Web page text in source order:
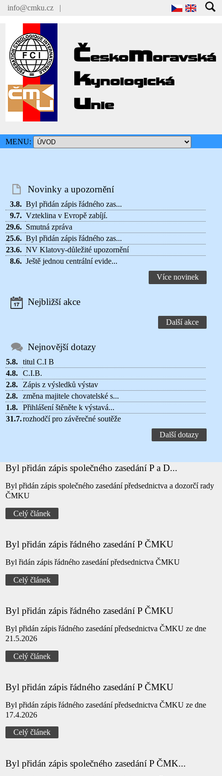
info@cmku.cz |
Českomoravská
kynologická
unie
MENU:
Novinky a upozornění
3.8. Byl přidán zápis řádného zas...
9.7. Vzteklina v Evropě zabíjí.
29.6. Smutná zpráva
25.6. Byl přidán zápis řádného zas...
23.6. NV Klatovy-důležité upozornění
8.6. Ještě jednou centrální evide...
Více novinek
Nejbližší akce
Další akce
Nejnovější dotazy
5.8. titul C.I B
4.8. C.I.B.
2.8.
Zápis z výsledků výstav
2.8. změna majitele chovatelské s...
1.8. Přihlášení štěněte k výstavá...
31.7.rozhodčí pro závěrečné soutěže
Další dotazy
Byl přidán zápis společného zasedání P a D...
Byl přidán zápis společného zasedání předsednictva a dozorčí rady
ČMKU
Celý článek
Byl přidán zápis řádného zasedání P ČMKU
Byl řidán zápis řádného zasedání předsednictva ČMKU
Celý článek
Byl přidán zápis řádného zasedání P ČMKU
Byl přidán zápis řádného zasedání předsednictva ČMKU ze dne
21.5.2026
Celý článek
Byl přidán zápis řádného zasedání P ČMKU
Byl přidán zápis řádného zasedání předsednictva ČMKU ze dne
17.4.2026
Celý článek
Byl přidán zápis společného zasedání P ČMK...